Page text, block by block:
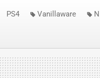
PS4 Vanillaware